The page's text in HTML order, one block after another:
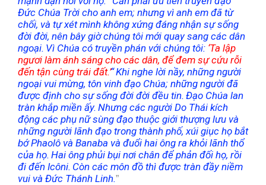
Đức Chúa Trời cho anh em; nhưng vì anh em đã từ
chối, và tự xét mình không xứng đáng nhận sự sống
đời đời, nên bây giờ chúng tôi mới quay sang các dân
ngoại. Vì Chúa có truyền phán với chúng tôi: ‘Ta lập
ngươi làm ánh sáng cho các dân, để đem sự cứu rỗi
đến tận cùng trái đất.’“Khi nghe lời nầy, những người
ngoại vui mừng, tôn vinh đạo Chúa; những người đã
được định cho sự sống đời đời đều tin. Đạo Chúa lan
tràn khắp miền ấy. Nhưng các người Do Thái kích
động các phụ nữ sùng đạo thuộc giới thượng lưu và
những người lãnh đạo trong thành phố, xúi giục họ bắt
bớ Phaolô và Banaba và đuổi hai ông ra khỏi lãnh thổ
của họ. Hai ông phủi bụi nơi chân để phản đối họ, rồi
đi đến Icôni. Còn các môn đồ thì được tràn đầy niềm
vui và Đức Thánh Linh.”